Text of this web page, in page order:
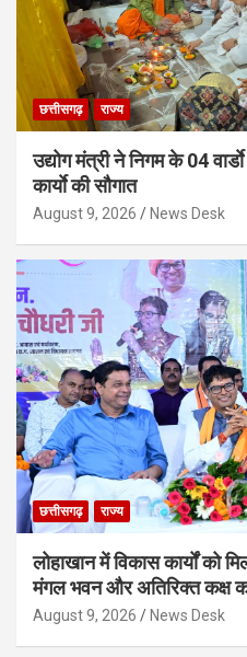
छत्तीसगढ़ राज्य
उद्योग मंत्री ने निगम के 04
कार्याे की सौगात
August 9, 2026 News Desk
छत्तीसगढ़ राज्य
लोहाखान में विकास कार्यों को
मंगल भवन और अतिरिक्त कक्ष का
August 9, 2026 News Desk